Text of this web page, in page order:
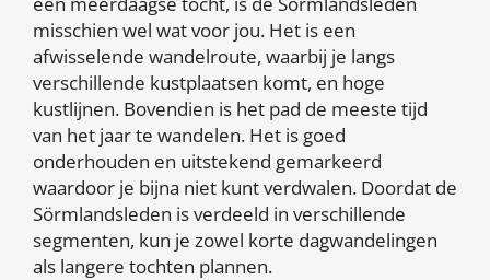
misschien wel wat voor jou. Het is een
afwisselende wandelroute, waarbij je langs
verschillende kustplaatsen komt, en hoge
kustlijnen. Bovendien is het pad de meeste tijd
van het jaar te wandelen. Het is goed
onderhouden en uitstekend gemarkeerd
waardoor je bijna niet kunt verdwalen. Doordat de
Sörmlandsleden is verdeeld in verschillende
segmenten, kun je zowel korte dagwandelingen
als langere tochten plannen.